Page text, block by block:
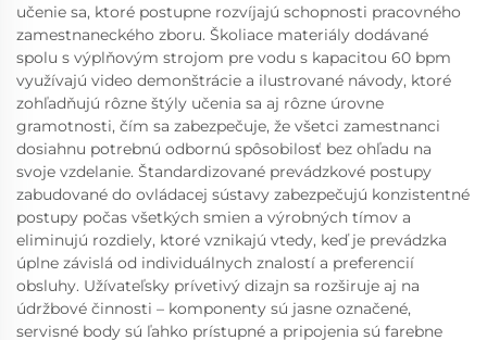
učenie sa, ktoré postupne rozvíjajú schopnosti pracovného
zamestnaneckého zboru. Školiace materiály dodávané
spolu s výplňovým strojom pre vodu s kapacitou 60 bpm
využívajú video demonštrácie a ilustrované návody, ktoré
zohľadňujú rôzne štýly učenia sa aj rôzne úrovne
gramotnosti, čím sa zabezpečuje, že všetci zamestnanci
dosiahnu potrebnú odbornú spôsobilosť bez ohľadu na
svoje vzdelanie. Štandardizované prevádzkové postupy
zabudované do ovládacej sústavy zabezpečujú konzistentné
postupy počas všetkých smien a výrobných tímov a
eliminujú rozdiely, ktoré vznikajú vtedy, keď je prevádzka
úplne závislá od individuálnych znalostí a preferencií
obsluhy. Užívateľsky prívetivý dizajn sa rozširuje aj na
údržbové činnosti – komponenty sú jasne označené,
servisné body sú ľahko prístupné a pripojenia sú farebne